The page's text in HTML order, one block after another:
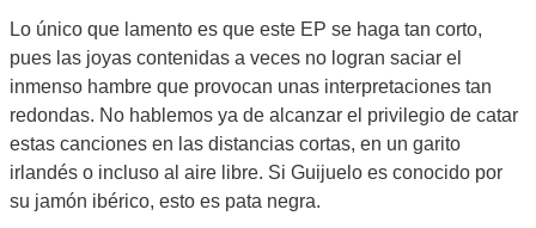
Lo único que lamento es que este EP se haga tan corto,
pues las joyas contenidas a veces no logran saciar el
inmenso hambre que provocan unas interpretaciones tan
redondas. No hablemos ya de alcanzar el privilegio de catar
estas canciones en las distancias cortas, en un garito
irlandés o incluso al aire libre. Si Guijuelo es conocido por
su jamón ibérico, esto es pata negra.